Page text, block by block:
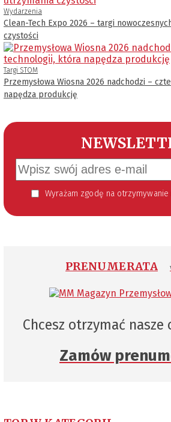
Wydarzenia
Clean-Tech Expo 2026 – targi
czystości
Targi STOM
Przemysłowa Wiosna 2026 nadchodzi –
napędza produkcję
Wyrażam zgodę na otrzymywanie informacji handlowej kierowanej do mnie za pomocą środków komunikacji elektronicznej w szczególności poczty elektronicznej zgodnie z przepisem art. 10 ust 2 ustawy z dnia 18 lipca 2002 roku o świadczeniu usług drogą elektroniczną (Dz. U. 144 z 2002 r. poz. 1204). Zgoda jest dobrowolna, jednak jej wyrażenie
PRENUMERATA
Chcesz otrzymać nasze
Zamów